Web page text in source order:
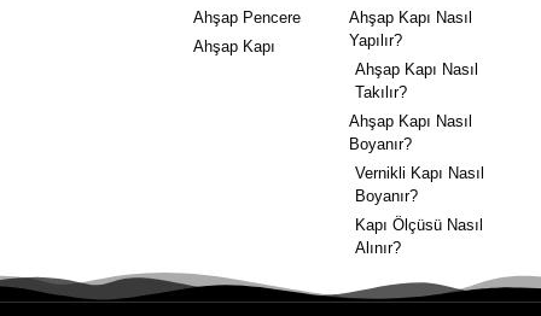
Ahşap Pencere
Ahşap Kapı
Ahşap Kapı Nasıl
Yapılır?
Ahşap Kapı Nasıl
Takılır?
Ahşap Kapı Nasıl
Boyanır?
Vernikli Kapı Nasıl
Boyanır?
Kapı Ölçüsü Nasıl
Alınır?